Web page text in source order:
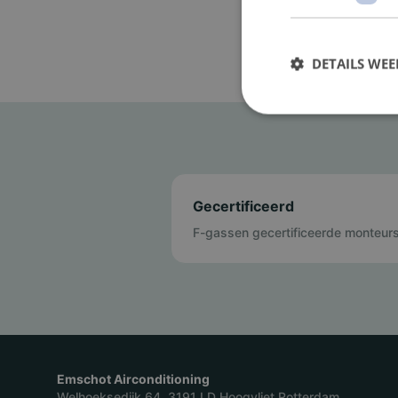
Gecertificeerd
F-gassen gecertificeerde monteurs
Emschot Airconditioning
DETAILS